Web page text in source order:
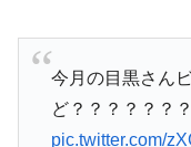
今月の目黒さん
ど？？？？？？？
pic.twitter.com/